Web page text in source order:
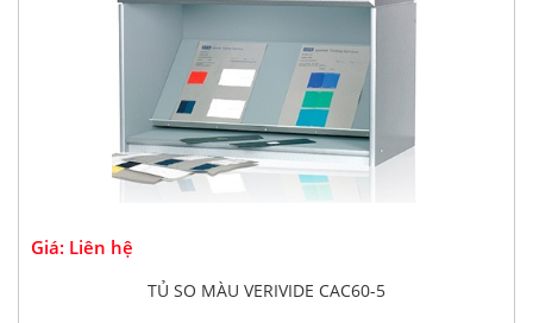
Giá: Liên hệ
TỦ SO MÀU VERIVIDE CAC60-5